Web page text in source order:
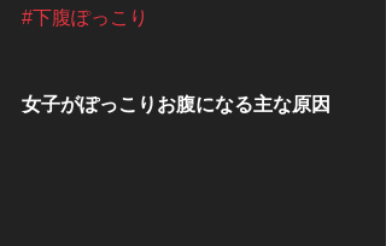
#下腹ぽっこり
女子がぽっこりお腹になる主な原因